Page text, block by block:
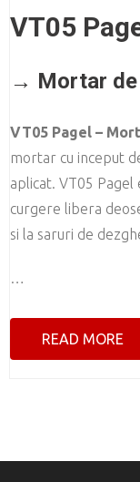
VT05
→ Mortar de
VT05 Pagel –
mortar cu inceput
aplicat. VT05
curgere libera
si la saruri de
…
READ MORE